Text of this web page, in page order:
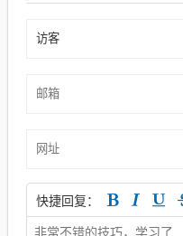
快捷回复：